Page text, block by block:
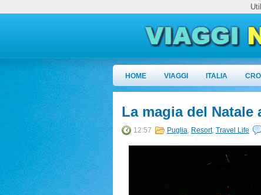
HOME VIAGGI ITALIA
La magia del Natale
12:57 Puglia, Resort, Travel Life